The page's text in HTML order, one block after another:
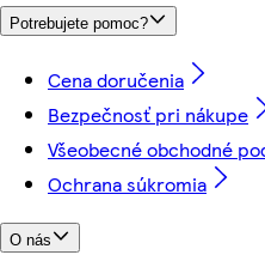
Potrebujete pomoc?
Cena doručenia
Bezpečnosť pri nákupe
Všeobecné obchodné
Ochrana súkromia
O nás